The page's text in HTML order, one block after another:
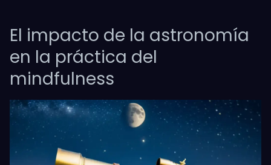
El impacto de la astronomía
en la práctica del
mindfulness